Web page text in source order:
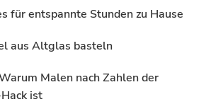
für entspannte Stunden zu Hause
aus Altglas basteln
Malen nach Zahlen der
ist